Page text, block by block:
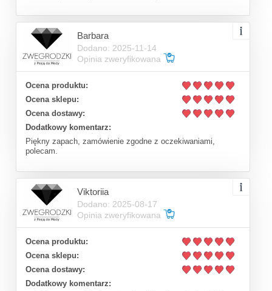
Barbara
Dodano: 2025-11-14
Opinia zweryfikowana
Ocena produktu:
Ocena sklepu:
Ocena dostawy:
Dodatkowy komentarz:
Piękny zapach, zamówienie zgodne z oczekiwaniami,
polecam.
Viktoriia
Dodano: 2025-08-17
Opinia zweryfikowana
Ocena produktu:
Ocena sklepu:
Ocena dostawy:
Dodatkowy komentarz: